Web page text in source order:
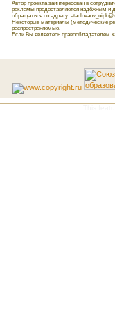
Автор проекта заинтересован в
рекламы предоставляется надёжным и
обращаться по адресу:
Некоторые материалы (методические
распространяемые.
Если Вы являетесь правообладателем